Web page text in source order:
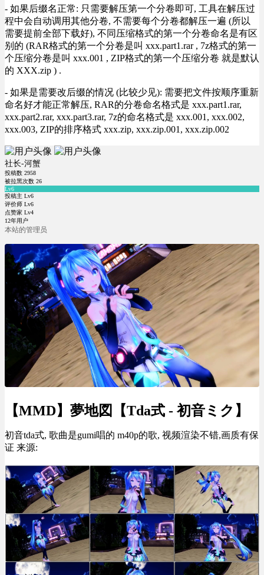
- 如果后缀名正常: 只需要解压第一个分卷即可, 工具在解压过
程中会自动调用其他分卷, 不需要每个分卷都解压一遍 (所以
需要提前全部下载好), 不同压缩格式的第一个分卷命名是有区
别的 (RAR格式的第一个分卷是叫 xxx.part1.rar , 7z格式的第一
个压缩分卷是叫 xxx.001 , ZIP格式的第一个压缩分卷 就是默认
的 XXX.zip ) .
- 如果是需要改后缀的情况 (比较少见): 需要把文件按顺序重新
命名好才能正常解压, RAR的分卷命名格式是 xxx.part1.rar,
xxx.part2.rar, xxx.part3.rar, 7z的命名格式是 xxx.001, xxx.002,
xxx.003, ZIP的排序格式 xxx.zip, xxx.zip.001, xxx.zip.002
社长-河蟹
投稿数 2958
被拉黑次数 26
Lv6
投稿主 Lv6
评价师 Lv6
点赞家 Lv4
12年用户
本站的管理员
【MMD】夢地図【Tda式 - 初音ミク】
初音tda式, 歌曲是gumi唱的 m40p的歌, 视频渲染不错,画质有保
证 来源: